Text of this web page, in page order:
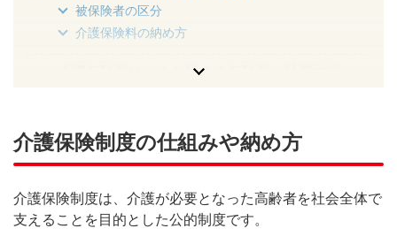
被保険者の区分
介護保険料の納め方
介護保険料はいくら払う？保険料の計算方法
介護保険料の推移
介護保険制度の仕組みや納め方
介護保険制度は、介護が必要となった高齢者を社会全体で
支えることを目的とした公的制度です。